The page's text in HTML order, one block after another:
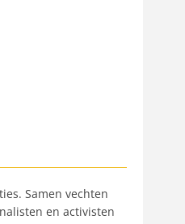
Samen vechten
en activisten